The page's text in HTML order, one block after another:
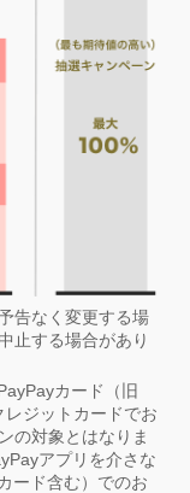
告なく変更する場
止する場合があり
カード（旧
ジットカードでお
の対象とはなりま
アプリを介さな
ード含む）でのお